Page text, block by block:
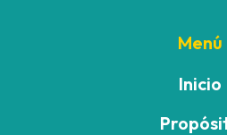
Menú
Inicio